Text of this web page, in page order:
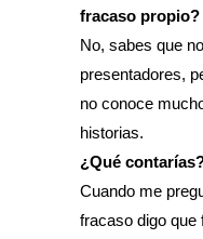
fracaso propio?
No, sabes que
presentadores,
no conoce
historias.
¿Qué
Cuando me
fracaso digo que